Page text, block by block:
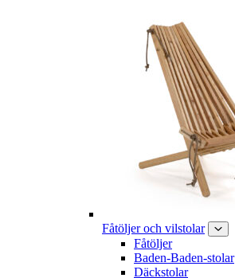
Fåtöljer och vilstolar
Fåtöljer
Baden-Baden-stolar
Däckstolar